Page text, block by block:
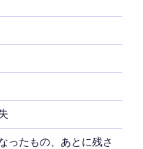
たもの、あとに残さ